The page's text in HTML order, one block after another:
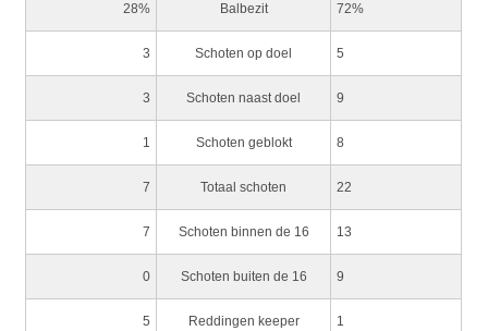
28% Balbezit 72%
3 Schoten op doel 5
3 Schoten naast doel 9
1 Schoten geblokt 8
7 Totaal schoten 22
7 Schoten binnen de 16 13
0 Schoten buiten de 16 9
5 Reddingen keeper 1